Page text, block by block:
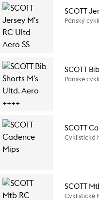
SCOTT
Pánský
SCOTT
Pánské
SCOTT
Cyklistická
SCOTT
Cyklistické